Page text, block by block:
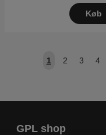
Køb
1 2 3 4
GPL shop